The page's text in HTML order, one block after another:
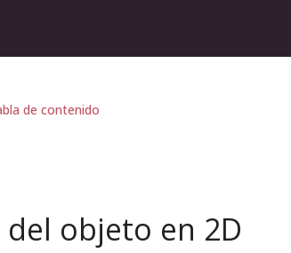
de contenido
objeto en 2D